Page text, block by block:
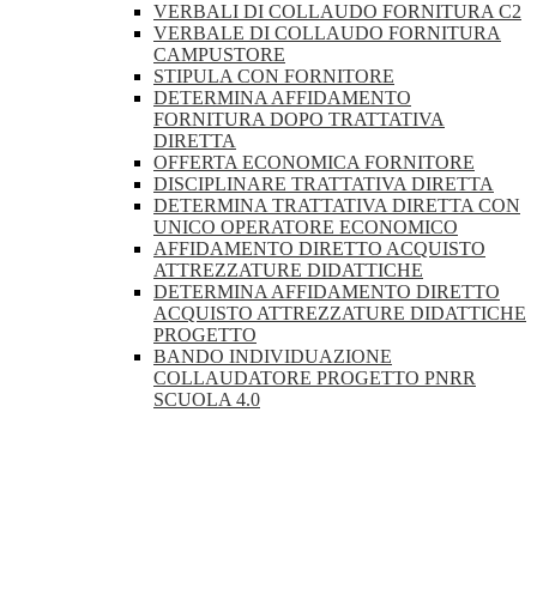
VERBALI DI COLLAUDO FORNITURA C2
VERBALE DI COLLAUDO FORNITURA
CAMPUSTORE
STIPULA CON FORNITORE
DETERMINA AFFIDAMENTO
FORNITURA DOPO TRATTATIVA
DIRETTA
OFFERTA ECONOMICA FORNITORE
DISCIPLINARE TRATTATIVA DIRETTA
DETERMINA TRATTATIVA DIRETTA CON
UNICO OPERATORE ECONOMICO
AFFIDAMENTO DIRETTO ACQUISTO
ATTREZZATURE DIDATTICHE
DETERMINA AFFIDAMENTO DIRETTO
ACQUISTO ATTREZZATURE DIDATTICHE
PROGETTO
BANDO INDIVIDUAZIONE
COLLAUDATORE PROGETTO PNRR
SCUOLA 4.0